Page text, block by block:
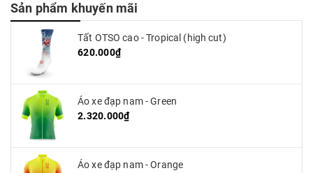
Sản phẩm khuyến mãi
Tất OTSO cao - Tropical (high cut)
620.000₫
Áo xe đạp nam - Green
2.320.000₫
Áo xe đạp nam - Orange